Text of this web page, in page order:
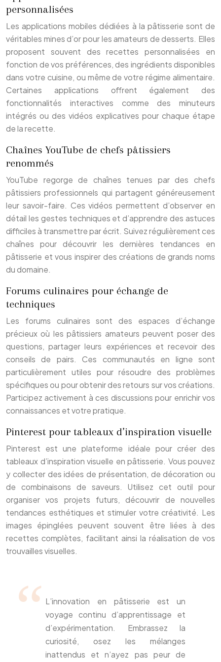
personnalisées
Les applications mobiles dédiées à la pâtisserie sont de
véritables mines d’or pour les amateurs de desserts. Elles
proposent souvent des recettes personnalisées en
fonction de vos préférences, des ingrédients disponibles
dans votre cuisine, ou même de votre régime alimentaire.
Certaines applications offrent également des
fonctionnalités interactives comme des minuteurs
intégrés ou des vidéos explicatives pour chaque étape
de la recette.
Chaînes YouTube de chefs pâtissiers
renommés
YouTube regorge de chaînes tenues par des chefs
pâtissiers professionnels qui partagent généreusement
leur savoir-faire. Ces vidéos permettent d’observer en
détail les gestes techniques et d’apprendre des astuces
difficiles à transmettre par écrit. Suivez régulièrement ces
chaînes pour découvrir les dernières tendances en
pâtisserie et vous inspirer des créations de grands noms
du domaine.
Forums culinaires pour échange de
techniques
Les forums culinaires sont des espaces d’échange
précieux où les pâtissiers amateurs peuvent poser des
questions, partager leurs expériences et recevoir des
conseils de pairs. Ces communautés en ligne sont
particulièrement utiles pour résoudre des problèmes
spécifiques ou pour obtenir des retours sur vos créations.
Participez activement à ces discussions pour enrichir vos
connaissances et votre pratique.
Pinterest pour tableaux d’inspiration visuelle
Pinterest est une plateforme idéale pour créer des
tableaux d’inspiration visuelle en pâtisserie. Vous pouvez
y collecter des idées de présentation, de décoration ou
de combinaisons de saveurs. Utilisez cet outil pour
organiser vos projets futurs, découvrir de nouvelles
tendances esthétiques et stimuler votre créativité. Les
images épinglées peuvent souvent être liées à des
recettes complètes, facilitant ainsi la réalisation de vos
trouvailles visuelles.
L’innovation en pâtisserie est un
voyage continu d’apprentissage et
d’expérimentation. Embrassez la
curiosité, osez les mélanges
inattendus et n’ayez pas peur de